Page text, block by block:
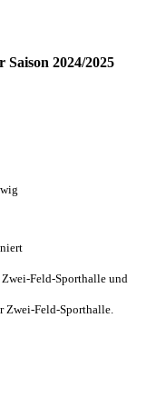
2024/2025
Zwei-Feld-Sporthalleund
Zwei-Feld-Sporthalle.